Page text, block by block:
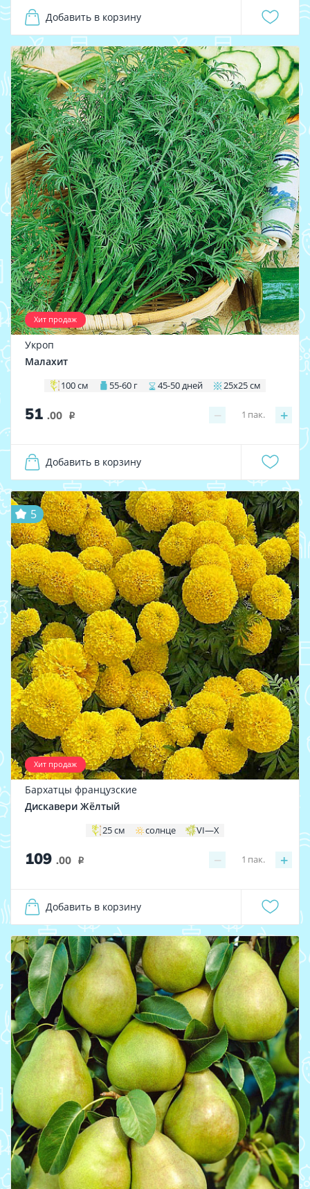
Добавить в корзину
Хит продаж
Укроп
Малахит
100 см 55-60 г 45-50 дней 25х25 см
51 .00 i − +
1 пак.
Добавить в корзину
Хит продаж
5
Бархатцы французские
Дискавери Жёлтый
25 см солнце VI—X
109 .00 i − +
1 пак.
Добавить в корзину